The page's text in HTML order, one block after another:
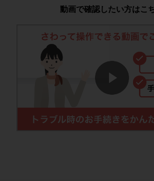
動画で確認したい方はこ